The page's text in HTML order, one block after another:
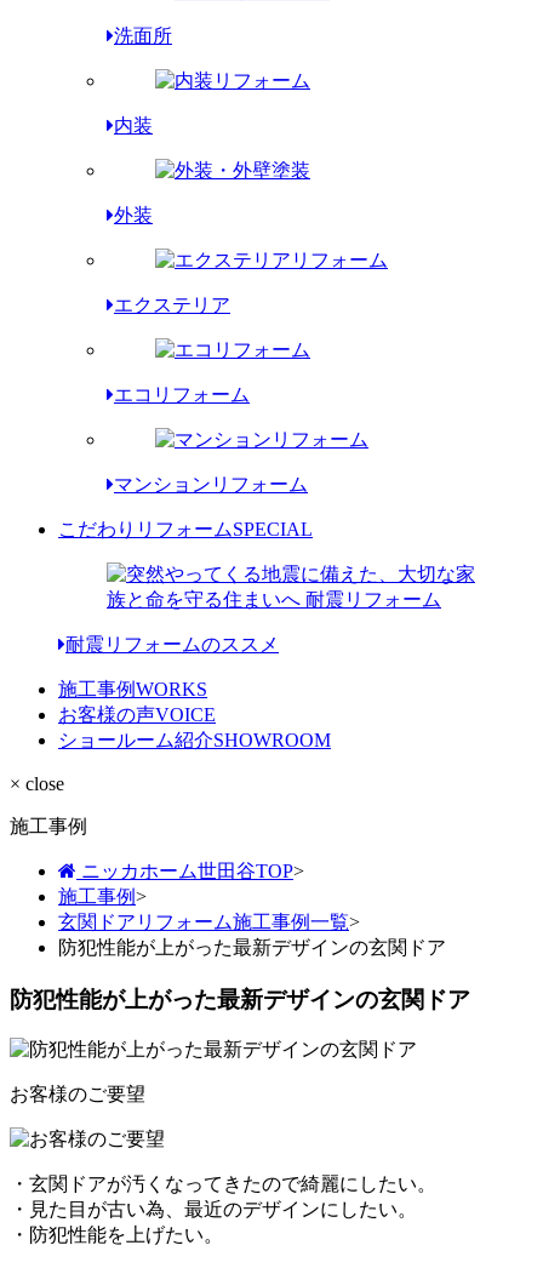
洗面所
内装
外装
エクステリア
エコリフォーム
マンションリフォーム
こだわりリフォームSPECIAL
耐震リフォームのススメ
施工事例WORKS
お客様の声VOICE
ショールーム紹介SHOWROOM
× close
施工事例
ニッカホーム世田谷TOP>
施工事例>
玄関ドアリフォーム施工事例一覧>
防犯性能が上がった最新デザインの玄関ドア
防犯性能が上がった最新デザインの玄関ドア
お客様のご要望
・玄関ドアが汚くなってきたので綺麗にしたい。
・見た目が古い為、最近のデザインにしたい。
・防犯性能を上げたい。